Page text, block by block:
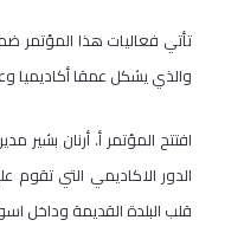
تأتي فعاليات هذا المؤتمر
والذي يشكل عمقا أكاديميا
افتتح المؤتمر أ. أرنان
الدور الاكاديمي التي
قلب البلدة القديمة وداخل